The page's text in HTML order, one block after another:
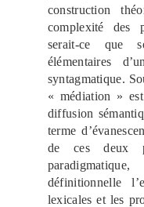
construction
complexité des
serait-ce que
élémentaires
syntagmatique.
« médiation »
diffusion
terme
de ces deux
définitionnelle
lexicales et les